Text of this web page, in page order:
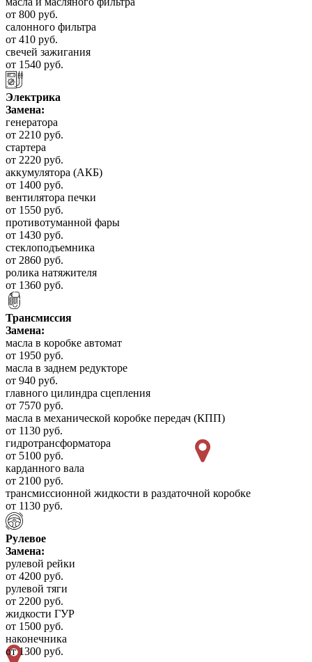
от 800 руб.
салонного фильтра
от 410 руб.
свечей зажигания
от 1540 руб.
Электрика
Замена:
генератора
от 2210 руб.
стартера
от 2220 руб.
аккумулятора (АКБ)
от 1400 руб.
вентилятора печки
от 1550 руб.
противотуманной фары
от 1430 руб.
стеклоподъемника
от 2860 руб.
ролика натяжителя
от 1360 руб.
Трансмиссия
Замена:
масла в коробке автомат
от 1950 руб.
масла в заднем редукторе
от 940 руб.
главного цилиндра сцепления
от 7570 руб.
масла в механической коробке передач (КПП)
от 1130 руб.
гидротрансформатора
от 5100 руб.
карданного вала
от 2100 руб.
трансмиссионной жидкости в раздаточной коробке
от 1130 руб.
Рулевое
Замена:
рулевой рейки
от 4200 руб.
рулевой тяги
от 2200 руб.
жидкости ГУР
от 1500 руб.
наконечника
от 1300 руб.